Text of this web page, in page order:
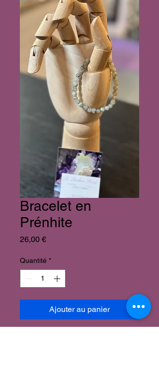
Bracelet en
Prénhite
26,00 €Prix
Quantité *
Ajouter au panier